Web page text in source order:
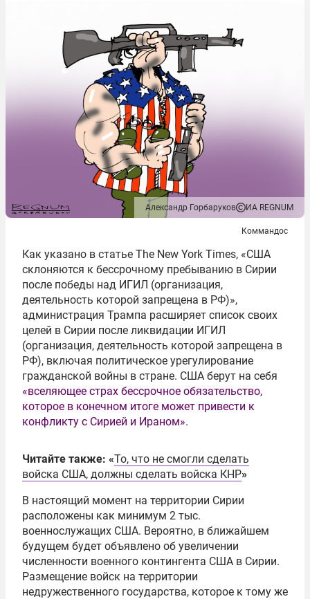
Александр Горбаруков ИА REGNUM
Коммандос
Как указано в статье The New York Times, «США
склоняются к бессрочному пребыванию в Сирии
после победы над ИГИЛ (организация,
деятельность которой запрещена в РФ)»,
администрация Трампа расширяет список своих
целей в Сирии после ликвидации ИГИЛ
(организация, деятельность которой запрещена в
РФ), включая политическое урегулирование
гражданской войны в стране. США берут на себя
«вселяющее страх бессрочное обязательство,
которое в конечном итоге может привести к
конфликту с Сирией и Ираном».
Читайте также: «То, что не смогли сделать
войска США, должны сделать войска КНР»
В настоящий момент на территории Сирии
расположены как минимум 2 тыс.
военнослужащих США. Вероятно, в ближайшем
будущем будет объявлено об увеличении
численности военного контингента США в Сирии.
Размещение войск на территории
недружественного государства, которое к тому же